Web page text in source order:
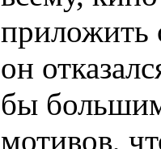
приложить
он
бы
мотивов,